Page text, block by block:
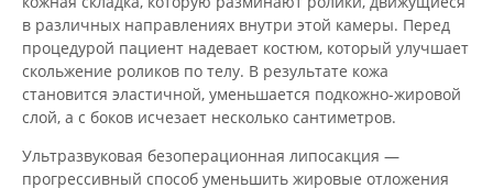
в различных направлениях внутри этой камеры. Перед
процедурой пациент надевает костюм, который улучшает
скольжение роликов по телу. В результате кожа
становится эластичной, уменьшается подкожно-жировой
слой, а с боков исчезает несколько сантиметров.
Ультразвуковая безоперационная липосакция —
прогрессивный способ уменьшить жировые отложения